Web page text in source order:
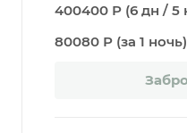
400400 Р (6 дн / 5
80080 Р (за 1 ночь)